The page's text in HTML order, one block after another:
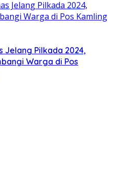
Jelang Pilkada 2024,
Warga di Pos